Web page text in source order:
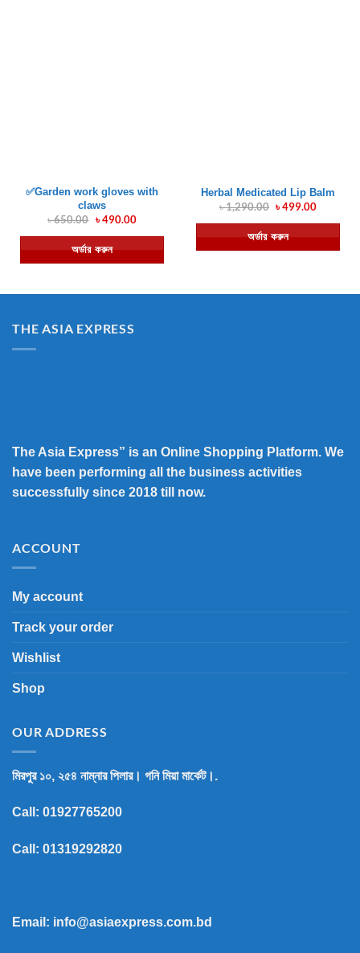
✅Garden work gloves with
claws
৳650.00 Original
was:
৳ 650.00.
৳490.00Current
is:
৳ 490.00.
অর্ডার করুন
Herbal Medicated Lip Balm
৳1,290.00 Original
was:
৳ 1,290.00.
৳499.00Current
is:
৳ 499.00.
অর্ডার করুন
THE ASIA EXPRESS
The Asia Express” is an Online Shopping Platform. We
have been performing all the business activities
successfully since 2018 till now.
ACCOUNT
My account
Track your order
Wishlist
Shop
OUR ADDRESS
মিরপুর ১০, ২৫৪ নাম্নার পিলার। গনি মিয়া মার্কেট।.
Call: 01927765200
Call: 01319292820
Email: info@asiaexpress.com.bd